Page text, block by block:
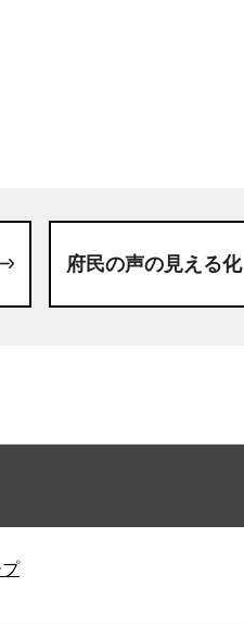
府民の声の見える化